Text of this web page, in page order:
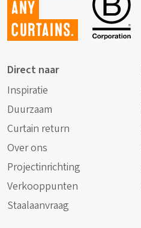
any
curtains.
Direct naar
Inspiratie
Duurzaam
Curtain return
Over ons
Projectinrichting
Verkooppunten
Staalaanvraag